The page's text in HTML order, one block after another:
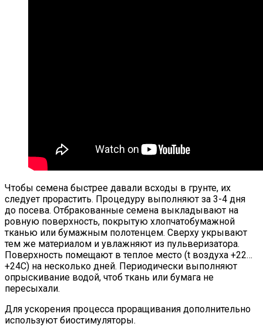
Чтобы семена быстрее давали всходы в грунте, их
следует прорастить. Процедуру выполняют за 3-4 дня
до посева. Отбракованные семена выкладывают на
ровную поверхность, покрытую хлопчатобумажной
тканью или бумажным полотенцем. Сверху укрывают
тем же материалом и увлажняют из пульверизатора.
Поверхность помещают в теплое место (t воздуха +22…
+24С) на несколько дней. Периодически выполняют
опрыскивание водой, чтоб ткань или бумага не
пересыхали.
Для ускорения процесса проращивания дополнительно
используют биостимуляторы.